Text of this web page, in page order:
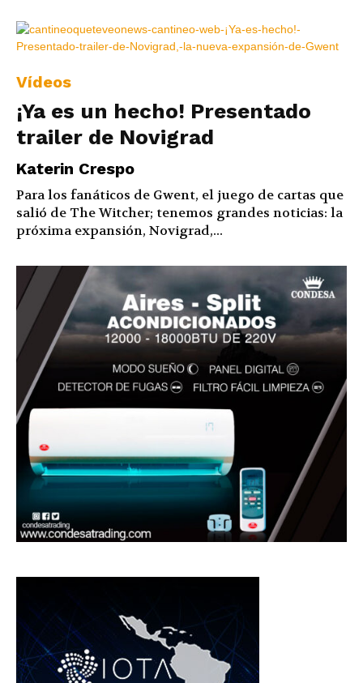
Vídeos
¡Ya es un hecho! Presentado
trailer de Novigrad
Katerin Crespo
Para los fanáticos de Gwent, el juego de cartas que
salió de The Witcher; tenemos grandes noticias: la
próxima expansión, Novigrad,...